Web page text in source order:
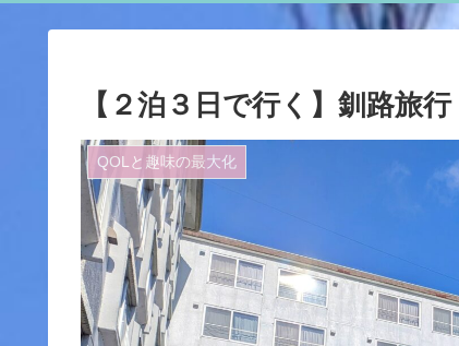
【２泊３日で行く】釧路旅行
QOLと趣味の最大化